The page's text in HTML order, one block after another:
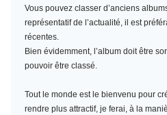
Vous pouvez classer d’anciens
représentatif de l’actualité, il est
récentes.
Bien évidemment, l’album doit être
pouvoir être classé.
Tout le monde est le bienvenu pour
rendre plus attractif, je ferai, à la